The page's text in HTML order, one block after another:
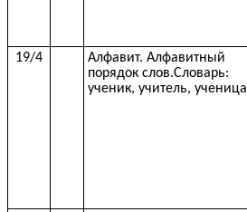
19/4
Алфавит. Алфавитный
порядок слов.Словарь:
ученик, учитель, ученица